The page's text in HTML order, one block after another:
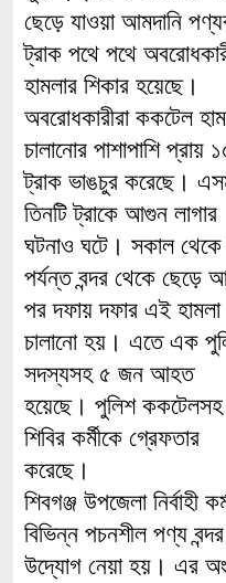
ছেড়ে যাওয়া আমদানি
ট্রাক পথে পথে
হামলার শিকার হয়েছে।
অবরোধকারীরা ককটেল
চালানোর পাশাপাশি প্রায়
ট্রাক ভাঙচুর করেছে।
তিনটি ট্রাকে আগুন লাগার
ঘটনাও ঘটে। সকাল
পর্যন্ত বন্দর থেকে ছেড়ে
পর দফায় দফার এই হামলা
চালানো হয়। এতে এক
সদস্যসহ ৫ জন আহত
হয়েছে। পুলিশ
শিবির কর্মীকে গ্রেফতার
করেছে।
শিবগঞ্জ উপজেলা নির্বাহী
বিভিন্ন পচনশীল পণ্য
উদ্যোগ নেয়া হয়। এর